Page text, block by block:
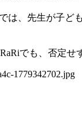
は、先生が子ど
でも、否定